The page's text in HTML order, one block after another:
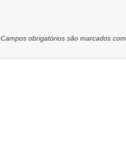
Campos obrigatórios são marcados com